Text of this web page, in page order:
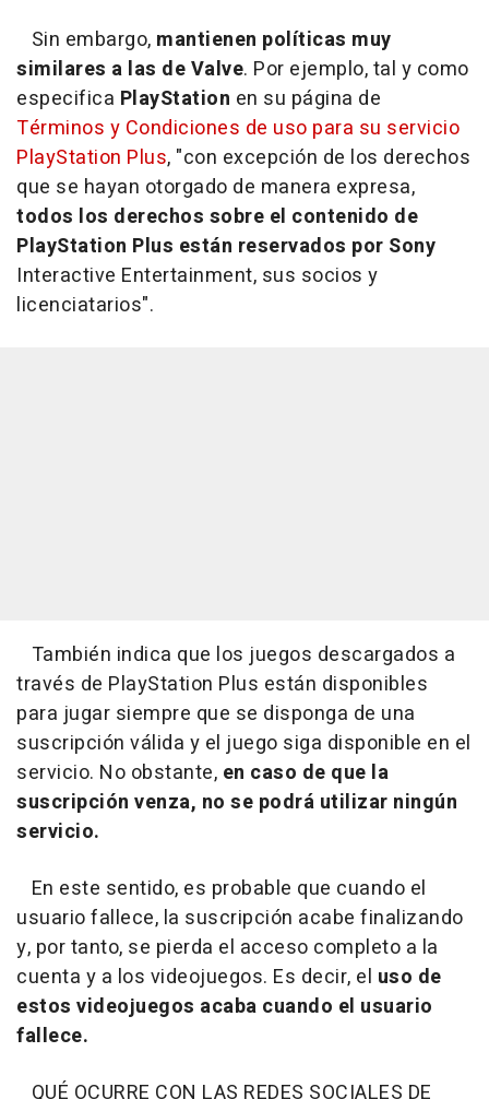
Sin embargo, mantienen políticas muy
similares a las de Valve. Por ejemplo, tal y como
especifica PlayStation en su página de
Términos y Condiciones de uso para su servicio
PlayStation Plus, "con excepción de los derechos
que se hayan otorgado de manera expresa,
todos los derechos sobre el contenido de
PlayStation Plus están reservados por Sony
Interactive Entertainment, sus socios y
licenciatarios".
También indica que los juegos descargados a
través de PlayStation Plus están disponibles
para jugar siempre que se disponga de una
suscripción válida y el juego siga disponible en el
servicio. No obstante, en caso de que la
suscripción venza, no se podrá utilizar ningún
servicio.
En este sentido, es probable que cuando el
usuario fallece, la suscripción acabe finalizando
y, por tanto, se pierda el acceso completo a la
cuenta y a los videojuegos. Es decir, el uso de
estos videojuegos acaba cuando el usuario
fallece.